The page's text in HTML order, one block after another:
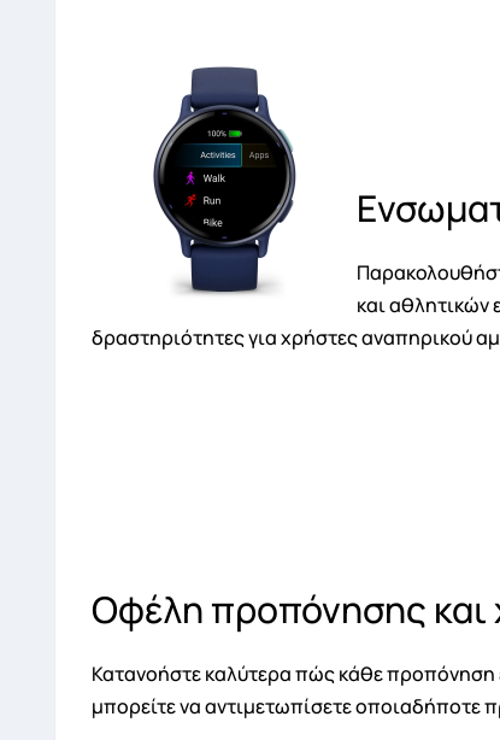
και
δραστηριότητες για χρήστες αναπηρικού
Οφέλη προπόνησης
Κατανοήστε καλύτερα πώς κάθε προπόνηση
μπορείτε να αντιμετωπίσετε οποιαδήποτε